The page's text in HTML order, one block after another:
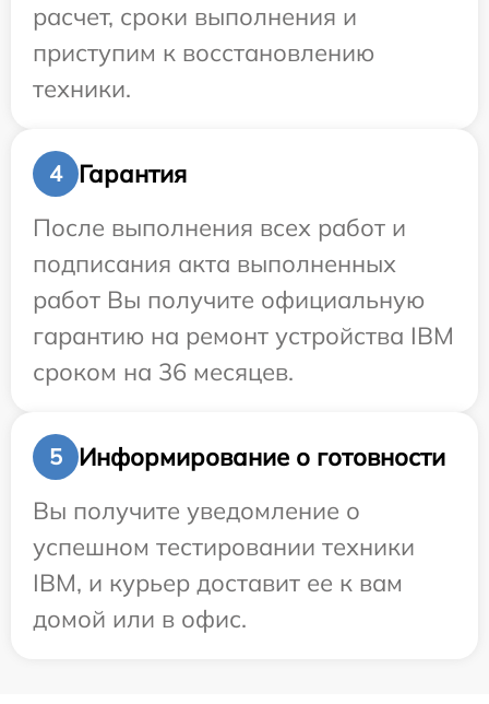
расчет, сроки выполнения и
приступим к восстановлению
техники.
4
Гарантия
После выполнения всех работ и
подписания акта выполненных
работ Вы получите официальную
гарантию на ремонт устройства IBM
сроком на 36 месяцев.
5
Информирование о готовности
Вы получите уведомление о
успешном тестировании техники
IBM, и курьер доставит ее к вам
домой или в офис.